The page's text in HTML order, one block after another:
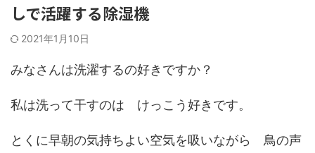
しで活躍する除湿機
2021年1月10日
みなさんは洗濯するの好きですか？
私は洗って干すのは けっこう好きです。
とくに早朝の気持ちよい空気を吸いながら 鳥の声